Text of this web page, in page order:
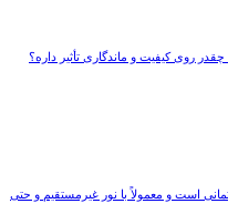
روی کیفیت و ماندگاری تأثیر داره؟
است و معمولاً با نور غیرمستقیم و حتی